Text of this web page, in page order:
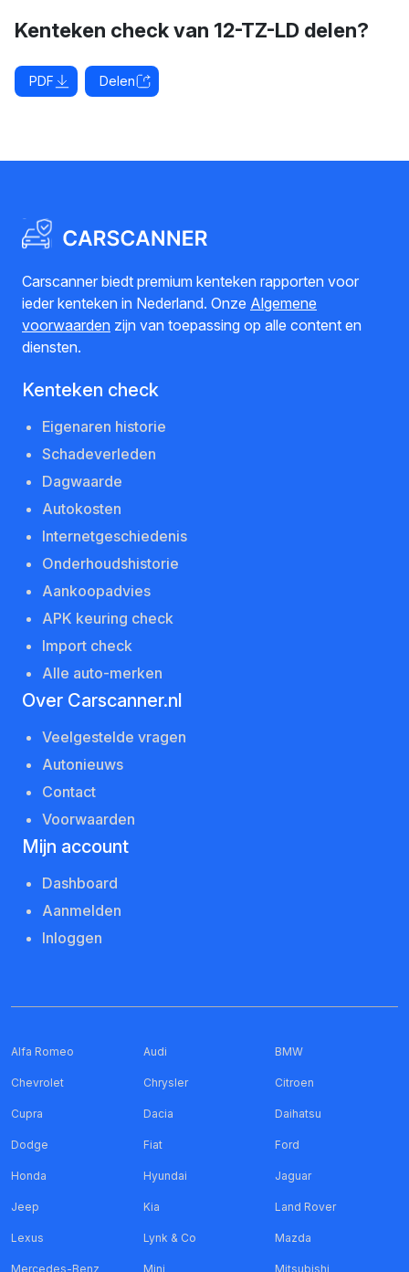
Kenteken check van 12-TZ-LD delen?
PDF Delen
Carscanner biedt premium kenteken rapporten voor
ieder kenteken in Nederland. Onze Algemene
voorwaarden zijn van toepassing op alle content en
diensten.
Kenteken check
Eigenaren historie
Schadeverleden
Dagwaarde
Autokosten
Internetgeschiedenis
Onderhoudshistorie
Aankoopadvies
APK keuring check
Import check
Alle auto-merken
Over Carscanner.nl
Veelgestelde vragen
Autonieuws
Contact
Voorwaarden
Mijn account
Dashboard
Aanmelden
Inloggen
Alfa Romeo Audi BMW
Chevrolet Chrysler Citroen
Cupra Dacia Daihatsu
Dodge Fiat Ford
Honda Hyundai Jaguar
Jeep Kia Land Rover
Lexus Lynk & Co Mazda
Mercedes-Benz Mini Mitsubishi